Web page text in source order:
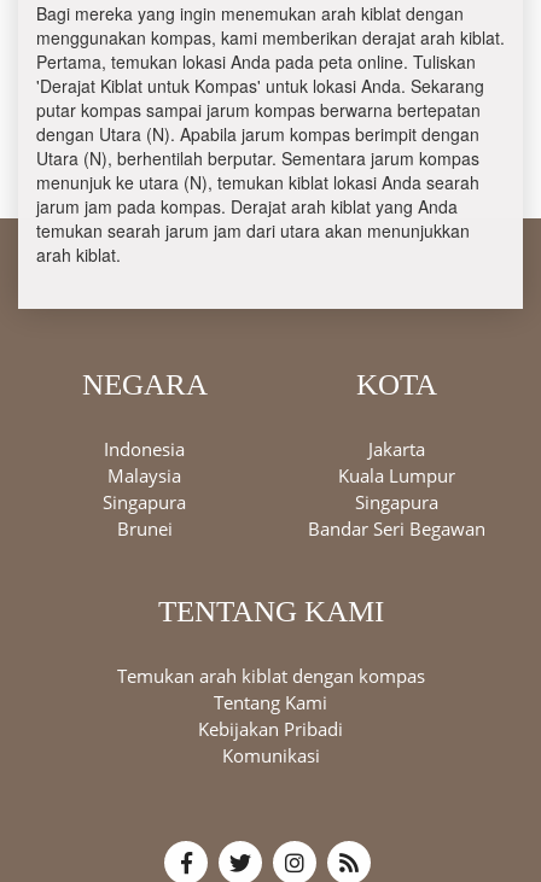
Bagi mereka yang ingin menemukan arah kiblat dengan
menggunakan kompas, kami memberikan derajat arah kiblat.
Pertama, temukan lokasi Anda pada peta online. Tuliskan
'Derajat Kiblat untuk Kompas' untuk lokasi Anda. Sekarang
putar kompas sampai jarum kompas berwarna bertepatan
dengan Utara (N). Apabila jarum kompas berimpit dengan
Utara (N), berhentilah berputar. Sementara jarum kompas
menunjuk ke utara (N), temukan kiblat lokasi Anda searah
jarum jam pada kompas. Derajat arah kiblat yang Anda
temukan searah jarum jam dari utara akan menunjukkan
arah kiblat.
NEGARA
Indonesia
Malaysia
Singapura
Brunei
KOTA
Jakarta
Kuala Lumpur
Singapura
Bandar Seri Begawan
TENTANG KAMI
Temukan arah kiblat dengan kompas
Tentang Kami
Kebijakan Pribadi
Komunikasi